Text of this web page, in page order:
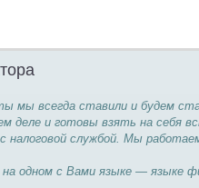
мы всегда ставили и будем
деле и готовы взять на себя
налоговой службой. Мы
одном с Вами языке — языке